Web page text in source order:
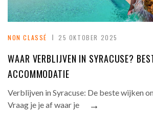
NON CLASSÉ 25 OKTOBER 2025
WAAR VERBLIJVEN IN SYRACUSE?
ACCOMMODATIE
Verblijven in Syracuse: De beste wijken
Vraag je je af waar je
→